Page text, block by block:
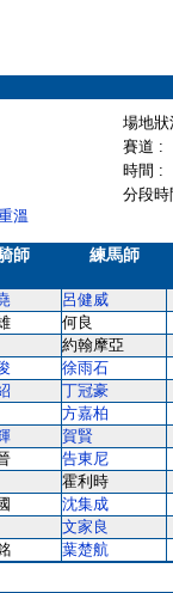
場地
賽道 :
時間 :
分段
溫
師 練馬師
呂健威
何良
約翰摩亞
徐雨石
丁冠豪
方嘉柏
賀賢
告東尼
霍利時
沈集成
文家良
葉楚航